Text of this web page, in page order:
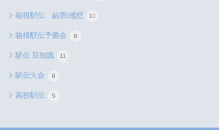
箱根駅伝 結果/感想 10
箱根駅伝予選会 8
駅伝 豆知識 11
駅伝大会 8
高校駅伝 5